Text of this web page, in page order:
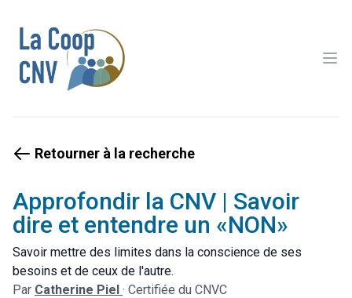
Retourner à la recherche
Approfondir la CNV | Savoir
dire et entendre un «NON»
Savoir mettre des limites dans la conscience de ses
besoins et de ceux de l'autre.
Par Catherine Piel · Certifiée du CNVC